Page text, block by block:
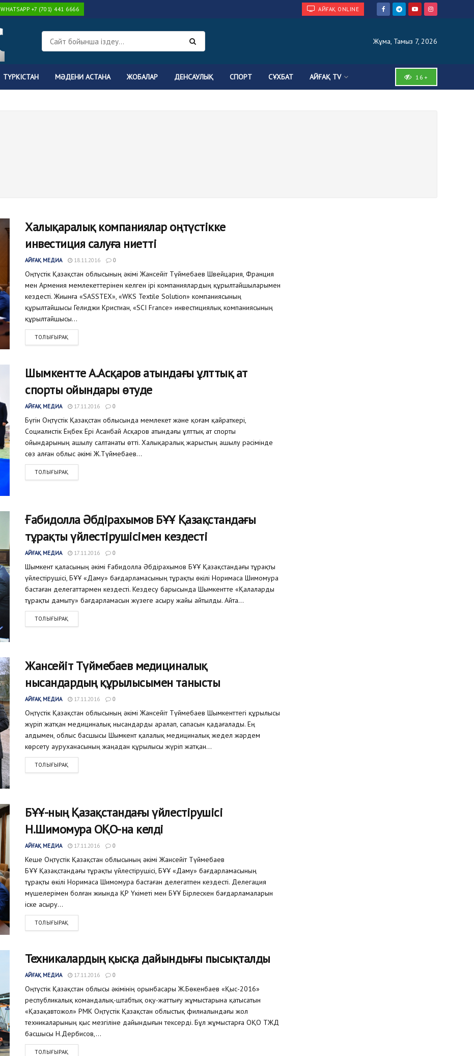
WHATSAPP +7 (701) 441 6666 АЙҒАҚ ONLINE
Жұма, Тамыз 7, 2026
ТҮРКІСТАН МӘДЕНИ АСТАНА ЖОБАЛАР ДЕНСАУЛЫҚ СПОРТ СҰХБАТ АЙҒАҚ TV 16+
Халықаралық компаниялар оңтүстікке
инвестиция салуға ниетті
АЙҒАҚ МЕДИА 18.11.2016 0
Оңтүстік Қазақстан облысының әкімі Жансейіт Түймебаев Швейцария, Франция
мен Армения мемлекеттерінен келген ірі компаниялардың құрылтайшыларымен
кездесті. Жиынға «SASSTEX», «WKS Textile Solution» компаниясының
құрылтайшысы Гелиджи Кристиан, «SCI France» инвестициялық компаниясының
құрылтайшысы...
ТОЛЫҒЫРАҚ
Шымкентте А.Асқаров атындағы ұлттық ат
спорты ойындары өтуде
АЙҒАҚ МЕДИА 17.11.2016 0
Бүгін Оңтүстік Қазақстан облысында мемлекет және қоғам қайраткері,
Социалистік Еңбек Ері Асанбай Асқаров атындағы ұлттық ат спорты
ойындарының ашылу салтанаты өтті. Халықаралық жарыстың ашылу рәсімінде
сөз алған облыс әкімі Ж.Түймебаев...
ТОЛЫҒЫРАҚ
Ғабидолла Әбдірахымов БҰҰ Қазақстандағы
тұрақты үйлестірушісімен кездесті
АЙҒАҚ МЕДИА 17.11.2016 0
Шымкент қаласының әкімі Ғабидолла Әбдірахымов БҰҰ Қазақстандағы тұрақты
үйлестірушісі, БҰҰ «Даму» бағдарламасының тұрақты өкілі Норимаса Шимомура
бастаған делегаттармен кездесті. Кездесу барысында Шымкентте «Қалаларды
тұрақты дамыту» бағдарламасын жүзеге асыру жайы айтылды. Айта...
ТОЛЫҒЫРАҚ
Жансейіт Түймебаев медициналық
нысандардың құрылысымен танысты
АЙҒАҚ МЕДИА 17.11.2016 0
Оңтүстік Қазақстан облысының әкімі Жансейіт Түймебаев Шымкенттегі құрылысы
жүріп жатқан медициналық нысандарды аралап, сапасын қадағалады. Ең
алдымен, облыс басшысы Шымкент қалалық медициналық жедел жәрдем
көрсету ауруханасының жаңадан құрылысы жүріп жатқан...
ТОЛЫҒЫРАҚ
БҰҰ-ның Қазақстандағы үйлестірушісі
Н.Шимомура ОҚО-на келді
АЙҒАҚ МЕДИА 17.11.2016 0
Кеше Оңтүстік Қазақстан облысының әкімі Жансейіт Түймебаев
БҰҰ Қазақстандағы тұрақты үйлестірушісі, БҰҰ «Даму» бағдарламасының
тұрақты өкілі Норимаса Шимомура бастаған делегатпен кездесті. Делегация
мүшелерімен болған жиында ҚР Үкіметі мен БҰҰ Бірлескен бағдарламаларын
іске асыру...
ТОЛЫҒЫРАҚ
Техникалардың қысқа дайындығы пысықталды
АЙҒАҚ МЕДИА 17.11.2016 0
Оңтүстік Қазақстан облысы әкімінің орынбасары Ж.Бөкенбаев «Қыс-2016»
республикалық командалық-штабтық оқу-жаттығу жұмыстарына қатысатын
«Қазақавтожол» РМК Оңтүстік Қазақстан облыстық филиалындағы жол
техникаларының қыс мезгіліне дайындығын тексерді. Бұл жұмыстарға ОҚО ТЖД
басшысы Н.Дербисов,...
ТОЛЫҒЫРАҚ